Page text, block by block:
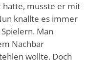
hatte, musste er mit
knallte es immer
Man
Nachbar
wollte. Doch